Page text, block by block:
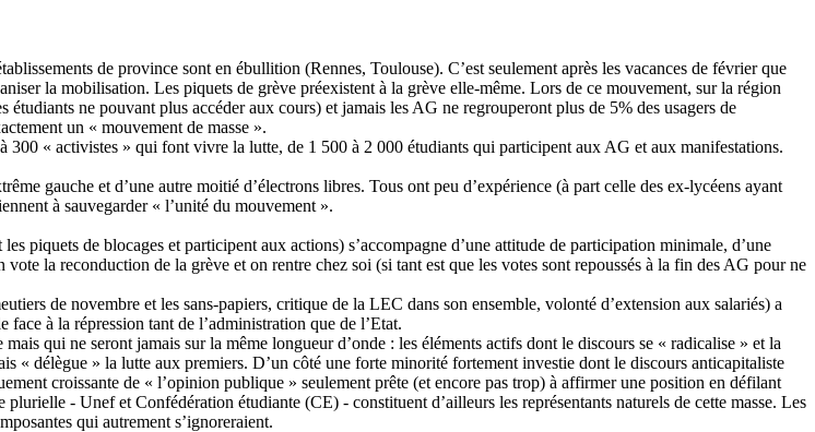
de province sont en ébullition (Rennes, Toulouse). C’est seulement après les vacances de février que
la mobilisation. Les piquets de grève préexistent à la grève elle-même. Lors de ce mouvement, sur la région
ne pouvant plus accéder aux cours) et jamais les AG ne regrouperont plus de 5% des usagers de
un « mouvement de masse ».
« activistes » qui font vivre la lutte, de 1 500 à 2 000 étudiants qui participent aux AG et aux manifestations.
gauche et d’une autre moitié d’électrons libres. Tous ont peu d’expérience (à part celle des ex-lycéens ayant
à sauvegarder « l’unité du mouvement ».
piquets de blocages et participent aux actions) s’accompagne d’une attitude de participation minimale, d’une
la reconduction de la grève et on rentre chez soi (si tant est que les votes sont repoussés à la fin des AG pour ne
de novembre et les sans-papiers, critique de la LEC dans son ensemble, volonté d’extension aux salariés) a
face à la répression tant de l’administration que de l’Etat.
qui ne seront jamais sur la même longueur d’onde : les éléments actifs dont le discours se « radicalise » et la
« délègue » la lutte aux premiers. D’un côté une forte minorité fortement investie dont le discours anticapitaliste
croissante de « l’opinion publique » seulement prête (et encore pas trop) à affirmer une position en défilant
- Unef et Confédération étudiante (CE) - constituent d’ailleurs les représentants naturels de cette masse. Les
qui autrement s’ignoreraient.